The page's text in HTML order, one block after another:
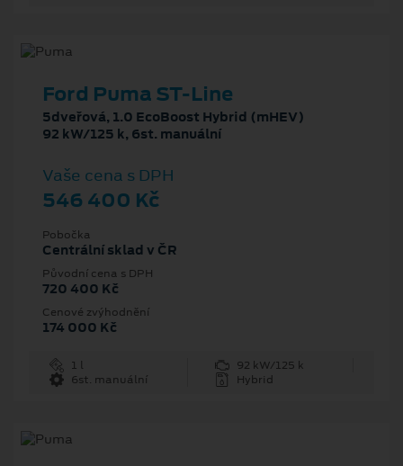
Ford Puma ST-Line
5dveřová, 1.0 EcoBoost Hybrid (mHEV)
92 kW/125 k, 6st. manuální
Vaše cena s DPH
546 400 Kč
Pobočka
Centrální sklad v ČR
Původní cena s DPH
720 400 Kč
Cenové zvýhodnění
174 000 Kč
1 l
92 kW/125 k
6st. manuální
Hybrid